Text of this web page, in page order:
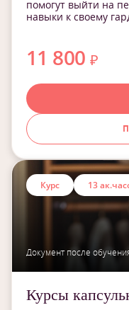
помогут выйти на
навыки к своему
11 800₽
Курс 13
Документ после
Курсы